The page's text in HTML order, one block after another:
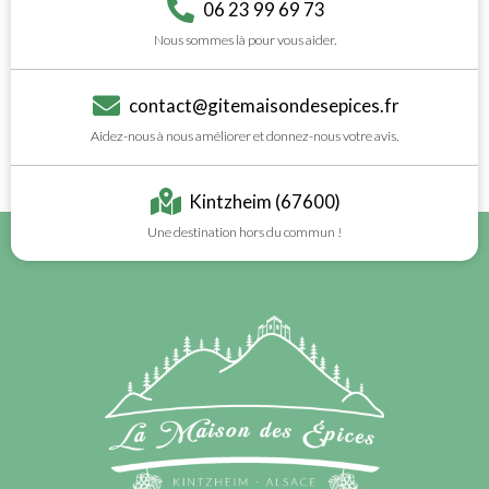
06 23 99 69 73
Nous sommes là pour vous aider.
contact@gitemaisondesepices.fr
Aidez-nous à nous améliorer et donnez-nous votre avis.
Kintzheim (67600)
Une destination hors du commun !